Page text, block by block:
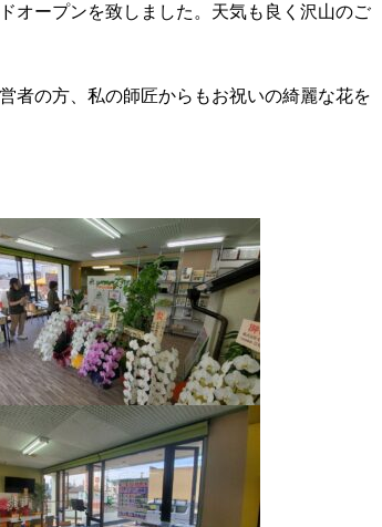
オープンを致しました。天気も良く沢山のご
者の方、私の師匠からもお祝いの綺麗な花を